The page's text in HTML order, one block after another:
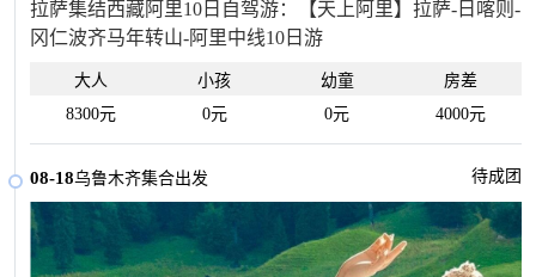
拉萨集结西藏阿里10日自驾游：【天上阿里】拉萨-日喀则-
冈仁波齐马年转山-阿里中线10日游
大人 小孩 幼童
房差
8300元
0元 0元 4000元
08-18乌鲁木齐集合出发 待成团